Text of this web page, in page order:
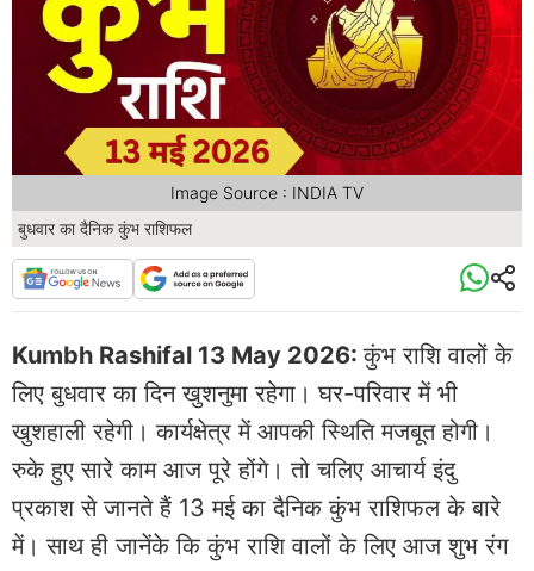
बुधवार का दैनिक कुंभ राशिफल
Image Source : INDIA TV
Kumbh Rashifal 13 May 2026:कुंभ राशि वालों के
लिए बुधवार का दिन खुशनुमा रहेगा। घर-परिवार में भी
खुशहाली रहेगी। कार्यक्षेत्र में आपकी स्थिति मजबूत होगी।
रुके हुए सारे काम आज पूरे होंगे। तो चलिए आचार्य इंदु
प्रकाश से जानते हैं 13 मई का दैनिक कुंभ राशिफल के बारे
में। साथ ही जानेंके कि कुंभ राशि वालों के लिए आज शुभ रंग